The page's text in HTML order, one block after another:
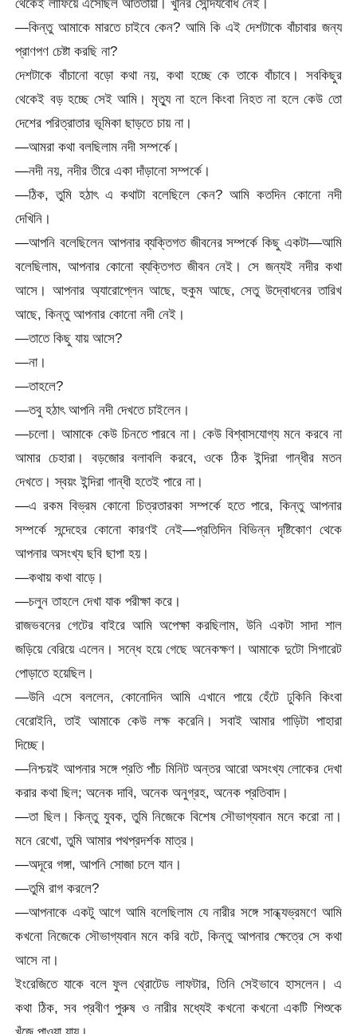
থেকেই লাফিয়ে এসেছিল আততায়ী। খুনির সৌন্দর্যবোধ নেই।
—কিন্তু আমাকে মারতে চাইবে কেন? আমি কি এই দেশটাকে বাঁচাবার জন্য
প্রাণপণ চেষ্টা করছি না?
দেশটাকে বাঁচানো বড়ো কথা নয়, কথা হচ্ছে কে তাকে বাঁচাবে। সবকিছুর
থেকেই বড় হচ্ছে সেই আমি। মৃত্যু না হলে কিংবা নিহত না হলে কেউ তো
দেশের পরিত্রাতার ভূমিকা ছাড়তে চায় না।
—আমরা কথা বলছিলাম নদী সম্পর্কে।
—নদী নয়, নদীর তীরে একা দাঁড়ানো সম্পর্কে।
—ঠিক, তুমি হঠাৎ এ কথাটা বলেছিলে কেন? আমি কতদিন কোনো নদী
দেখিনি।
—আপনি বলেছিলেন আপনার ব্যক্তিগত জীবনের সম্পর্কে কিছু একটা—আমি
বলেছিলাম, আপনার কোনো ব্যক্তিগত জীবন নেই। সে জন্যই নদীর কথা
আসে। আপনার অ্যারোপ্লেন আছে, হুকুম আছে, সেতু উদ্বোধনের তারিখ
আছে, কিন্তু আপনার কোনো নদী নেই।
—তাতে কিছু যায় আসে?
—না।
—তাহলে?
—তবু হঠাৎ আপনি নদী দেখতে চাইলেন।
—চলো। আমাকে কেউ চিনতে পারবে না। কেউ বিশ্বাসযোগ্য মনে করবে না
আমার চেহারা। বড়জোর বলাবলি করবে, ওকে ঠিক ইন্দিরা গান্ধীর মতন
দেখতে। স্বয়ং ইন্দিরা গান্ধী হতেই পারে না।
—এ রকম বিভ্রম কোনো চিত্রতারকা সম্পর্কে হতে পারে, কিন্তু আপনার
সম্পর্কে সন্দেহের কোনো কারণই নেই—প্রতিদিন বিভিন্ন দৃষ্টিকোণ থেকে
আপনার অসংখ্য ছবি ছাপা হয়।
—কথায় কথা বাড়ে।
—চলুন তাহলে দেখা যাক পরীক্ষা করে।
রাজভবনের গেটের বাইরে আমি অপেক্ষা করছিলাম, উনি একটা সাদা শাল
জড়িয়ে বেরিয়ে এলেন। সন্ধে হয়ে গেছে অনেকক্ষণ। আমাকে দুটো সিগারেট
পোড়াতে হয়েছিল।
—উনি এসে বললেন, কোনোদিন আমি এখানে পায়ে হেঁটে ঢুকিনি কিংবা
বেরোইনি, তাই আমাকে কেউ লক্ষ করেনি। সবাই আমার গাড়িটা পাহারা
দিচ্ছে।
—নিশ্চয়ই আপনার সঙ্গে প্রতি পাঁচ মিনিট অন্তর আরো অসংখ্য লোকের দেখা
করার কথা ছিল; অনেক দাবি, অনেক অনুগ্রহ, অনেক প্রতিবাদ।
—তা ছিল। কিন্তু যুবক, তুমি নিজেকে বিশেষ সৌভাগ্যবান মনে করো না।
মনে রেখো, তুমি আমার পথপ্রদর্শক মাত্র।
—অদূরে গঙ্গা, আপনি সোজা চলে যান।
—তুমি রাগ করলে?
—আপনাকে একটু আগে আমি বলেছিলাম যে নারীর সঙ্গে সান্ধ্যভ্রমণে আমি
কখনো নিজেকে সৌভাগ্যবান মনে করি বটে, কিন্তু আপনার ক্ষেত্রে সে কথা
আসে না।
ইংরেজিতে যাকে বলে ফুল থ্রোটেড লাফটার, তিনি সেইভাবে হাসলেন। এ
কথা ঠিক, সব প্রবীণ পুরুষ ও নারীর মধ্যেই কখনো কখনো একটি শিশুকে